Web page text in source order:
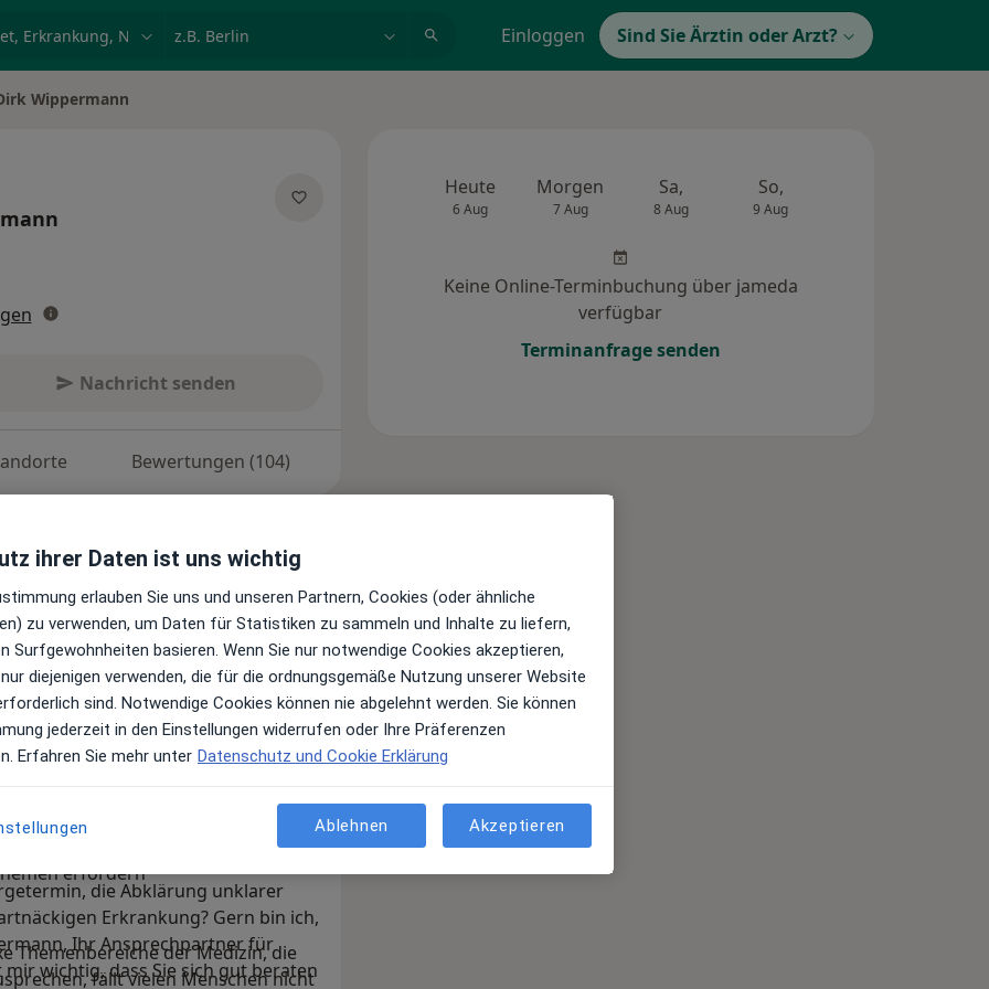
Einloggen Sind Sie Ärztin oder Arzt?
Wippermann
Nachricht senden
Bewertungen (104)
begrüße Sie auf meinem
des Menschen. Wir möchten
Dr. med. Wippermann in Bielefeld
Sie als Mensch und Ihre
viel Wert auf einen vertrauten
erfordern
Themenbereiche der Medizin, die
fällt vielen Menschen nicht
die Abklärung unklarer
Erkrankung? Gern bin ich,
Ihr Ansprechpartner für
wichtig, dass Sie sich gut beraten
Heute
6 Aug
Morgen
7 Aug
Sa,
8 Aug
So,
9 Aug
Keine Online-Terminbuchung über jameda
verfügbar
Terminanfrage senden
ihrer Daten ist uns wichtig
erlauben Sie uns und unseren Partnern, Cookies (oder ähnliche
zu verwenden, um Daten für Statistiken zu sammeln und Inhalte zu liefern,
Surfgewohnheiten basieren. Wenn Sie nur notwendige Cookies akzeptieren,
diejenigen verwenden, die für die ordnungsgemäße Nutzung unserer Website
sind. Notwendige Cookies können nie abgelehnt werden. Sie können
jederzeit in den Einstellungen widerrufen oder Ihre Präferenzen
Erfahren Sie mehr unter Datenschutz und Cookie Erklärung
Ablehnen Akzeptieren